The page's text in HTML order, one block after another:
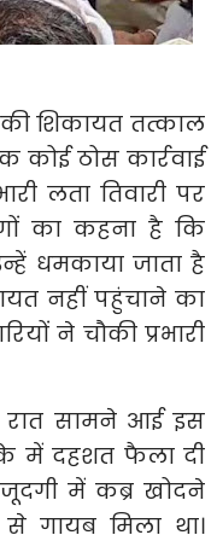
की शिकायत तत्काल
कोई ठोस कार्रवाई
लता तिवारी पर
का कहना है कि
धमकाया जाता है
नहीं पहुंचाने का
ने चौकी प्रभारी
रात सामने आई इस
में दहशत फैला दी
में कब्र खोदने
गायब मिला था।